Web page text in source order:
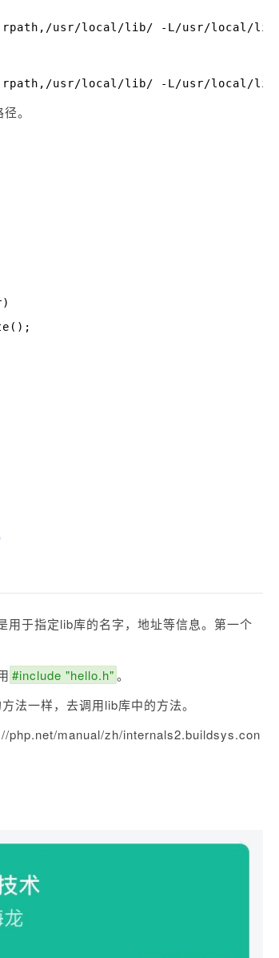
-Wl,-rpath,/usr/local/lib/ -L/usr/local/
= -Wl,-rpath,/usr/local/lib/ -L/usr/
。
于指定lib库的名字，地址等信息。第一个
#include "hello.h"。
法一样，去调用lib库中的方法。
php.net/manual/zh/internals2.buildsys.con